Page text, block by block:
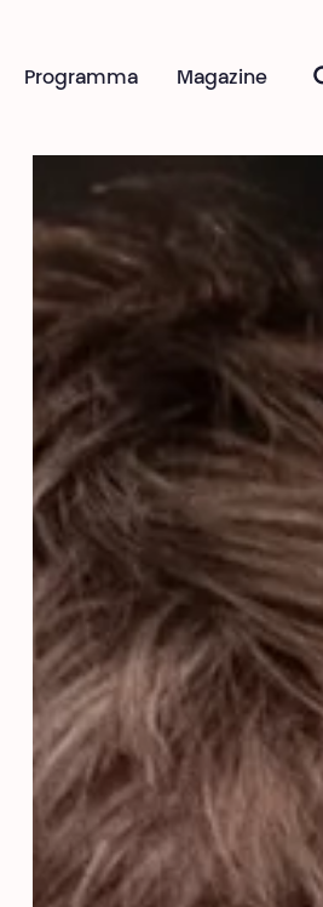
Magazine
Programma